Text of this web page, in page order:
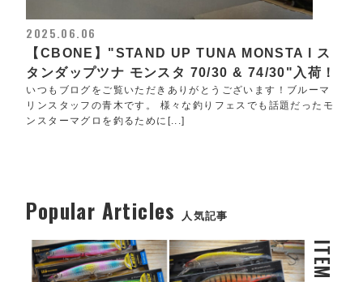
2025.06.06
【CBONE】"STAND UP TUNA MONSTA l ス
タンダップツナ モンスタ 70/30 & 74/30"入荷！
いつもブログをご覧いただきありがとうございます！ブルーマ
リンスタッフの青木です。 様々な釣りフェスでも話題だったモ
ンスターマグロを釣るために[...]
Popular Articles 人気記事
ITEM